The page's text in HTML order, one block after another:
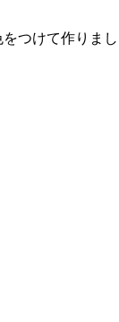
つけて作りま